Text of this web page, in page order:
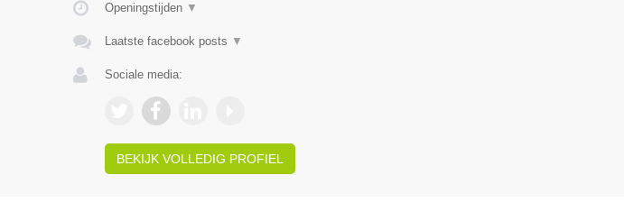
Openingstijden ▼
Laatste facebook posts ▼
Sociale media:
BEKIJK VOLLEDIG PROFIEL